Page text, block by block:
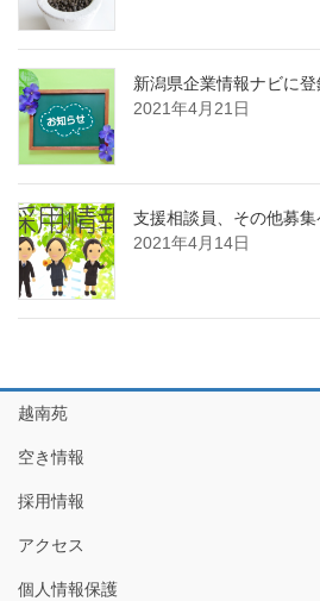
新潟県企業情報ナビに登
2021年4月21日
支援相談員、その他募集
2021年4月14日
越南苑
空き情報
採用情報
アクセス
個人情報保護